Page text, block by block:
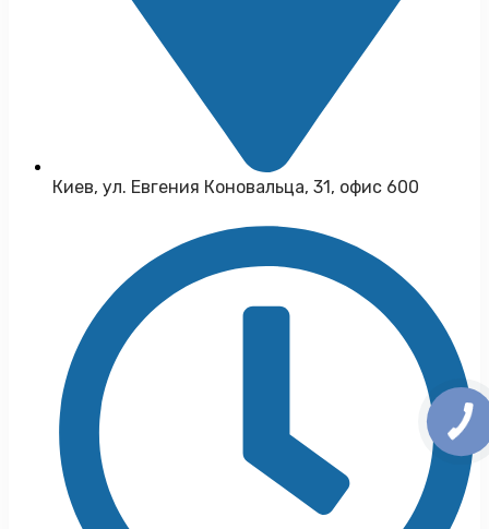
Киев, ул. Евгения Коновальца, 31, офис 600